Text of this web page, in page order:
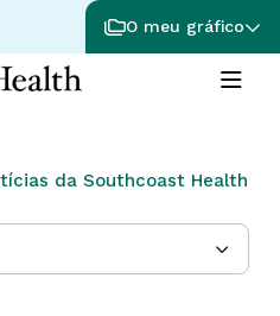
O meu gráfico
da Southcoast Health